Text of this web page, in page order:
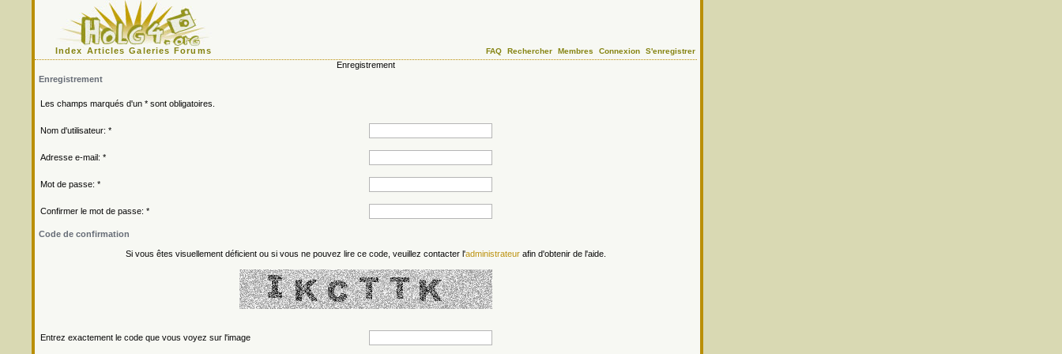
Index Articles Galeries Forums FAQ Rechercher Membres Connexion S'enregistrer
Enregistrement
Enregistrement
Les champs marqués d'un * sont obligatoires.
Nom d'utilisateur: *
Adresse e-mail: *
Mot de passe: *
Confirmer le mot de passe: *
Code de confirmation
Si vous êtes visuellement déficient ou si vous ne pouvez lire ce code, veuillez contacter l'administrateurafin d'obtenir de l'aide.
Entrez exactement le code que vous voyez sur l'image